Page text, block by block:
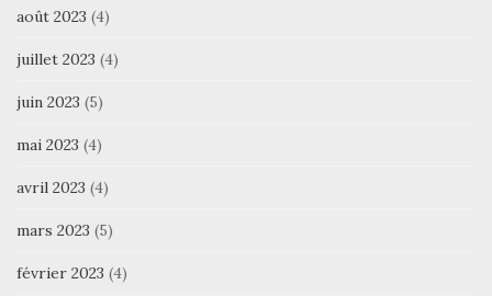
août 2023 (4)
juillet 2023 (4)
juin 2023 (5)
mai 2023 (4)
avril 2023 (4)
mars 2023 (5)
février 2023 (4)